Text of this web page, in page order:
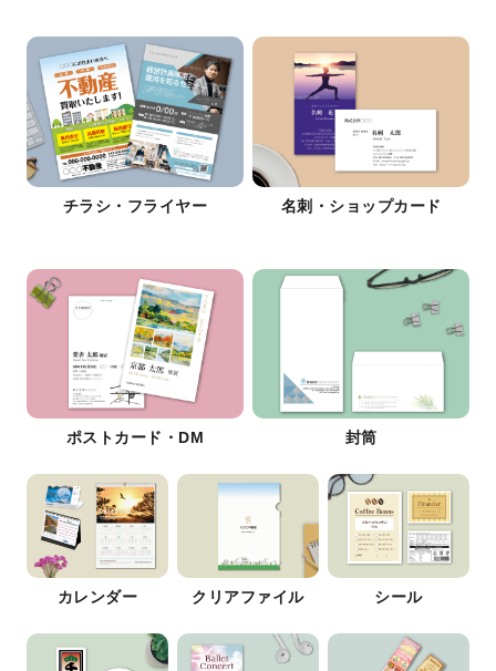
チラシ・フライヤー 名刺・ショップカード
ポストカード・DM 封筒
カレンダー クリアファイル シール